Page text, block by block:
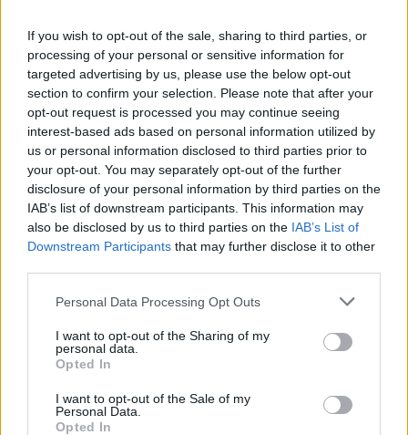
If you wish to opt-out of the sale, sharing to third parties, or
processing of your personal or sensitive information for
targeted advertising by us, please use the below opt-out
section to confirm your selection. Please note that after your
opt-out request is processed you may continue seeing
interest-based ads based on personal information utilized by
us or personal information disclosed to third parties prior to
your opt-out. You may separately opt-out of the further
disclosure of your personal information by third parties on the
IAB’s list of downstream participants. This information may
also be disclosed by us to third parties on the IAB’s List of
Downstream Participants that may further disclose it to other
Please note that this website/app uses one or more Google
not limited to your visit or usage behaviour. You may click to
grant or deny consent to Google and its third-party tags to
use your data for below specified purposes in below Google
consent section.
Personal Data Processing Opt Outs
I want to opt-out of the Sharing of my
personal data.
Opted In
I want to opt-out of the Sale of my
Personal Data.
Opted In
Gradec se vrača z jasno vizijo
Slovenj Gradec
ŠPORTpred 5 dnevi
Zgodovinski bron: Slovenski odbojkarji v Ligi
narodov premagali Japonsko
Slovenija
ŠPORTpred 5 dnevi
Izjemno: Štirje koroški judoisti med svetovno
elito
Slovenj Gradec
Več novic →
POLITIKA